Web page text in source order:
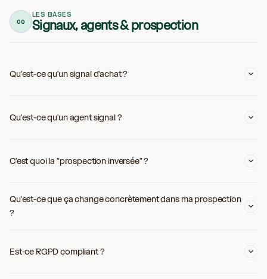
00
LES BASES
Signaux, agents & prospection
Qu'est-ce qu'un signal d'achat ?
Qu'est-ce qu'un agent signal ?
C'est quoi la "prospection inversée" ?
Qu'est-ce que ça change concrètement dans ma prospection
?
Est-ce RGPD compliant ?